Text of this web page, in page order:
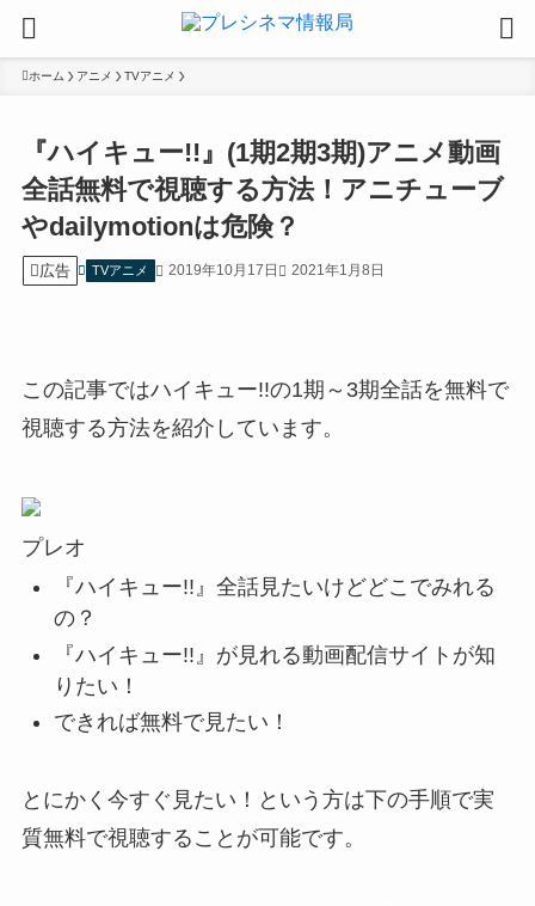
ホーム アニメ TVアニメ
『ハイキュー!!』(1期2期3期)アニメ動画
全話無料で視聴する方法！アニチューブ
やdailymotionは危険？
広告 TVアニメ 2019年10月17日 2021年1月8日
この記事ではハイキュー!!の1期～3期全話を無料で
視聴する方法を紹介しています。
プレオ
『ハイキュー!!』全話見たいけどどこでみれる
の？
『ハイキュー!!』が見れる動画配信サイトが知
りたい！
できれば無料で見たい！
とにかく今すぐ見たい！ という方は下の手順で実
質無料で視聴することが可能です。